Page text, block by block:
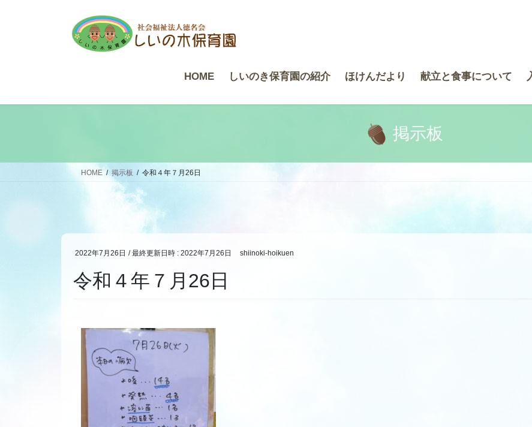
キ
に
HOME しいのき保育園の紹介 ほけんだより 献立と食事について
掲示板
HOME 掲示板 令和４年７月26日
2022年7月26日 / 最終更新日時 : 2022年7月26日 shiinoki-hoikuen
令和４年７月26日